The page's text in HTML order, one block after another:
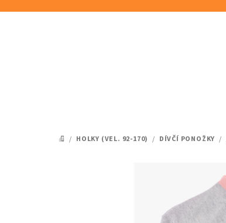
DOMŮ
/ HOLKY (VEL. 92-170) / DÍVČÍ PONOŽKY /